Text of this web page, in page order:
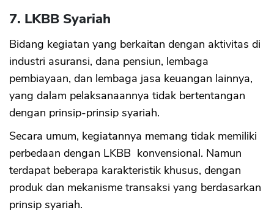
7. LKBB Syariah
Bidang kegiatan yang berkaitan dengan aktivitas di
industri asuransi, dana pensiun, lembaga
pembiayaan, dan lembaga jasa keuangan lainnya,
yang dalam pelaksanaannya tidak bertentangan
dengan prinsip-prinsip syariah.
Secara umum, kegiatannya memang tidak memiliki
perbedaan dengan LKBB konvensional. Namun
terdapat beberapa karakteristik khusus, dengan
produk dan mekanisme transaksi yang berdasarkan
prinsip syariah.